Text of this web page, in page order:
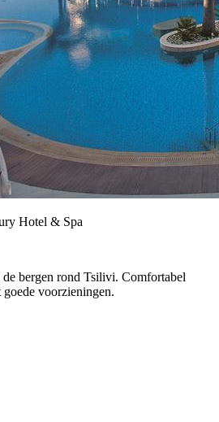
Hotel & Spa
bergen rond Tsilivi. Comfortabel
voorzieningen.